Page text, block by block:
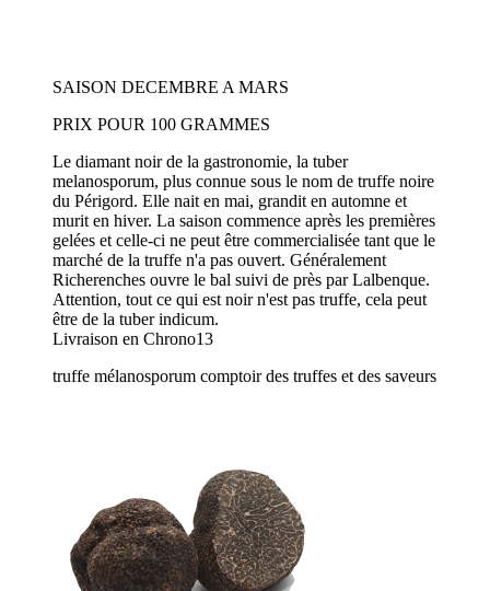
SAISON DECEMBRE A MARS
PRIX POUR 100 GRAMMES
Le diamant noir de la gastronomie, la tuber
melanosporum, plus connue sous le nom de truffe noire
du Périgord. Elle nait en mai, grandit en automne et
murit en hiver. La saison commence après les premières
gelées et celle-ci ne peut être commercialisée tant que le
marché de la truffe n'a pas ouvert. Généralement
Richerenches ouvre le bal suivi de près par Lalbenque.
Attention, tout ce qui est noir n'est pas truffe, cela peut
être de la tuber indicum.
Livraison en Chrono13
truffe mélanosporum comptoir des truffes et des saveurs